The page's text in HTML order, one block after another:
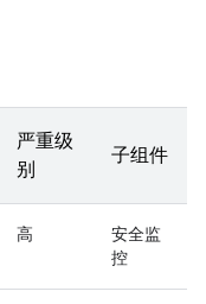
严重级
别
子组件
高
安全监
控